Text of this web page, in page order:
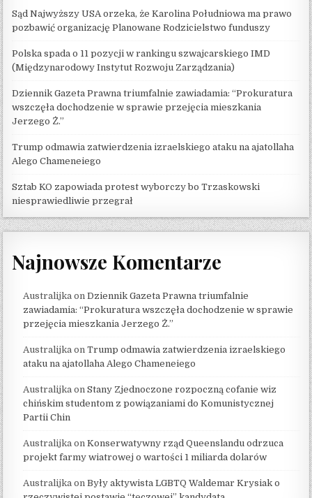
Sąd Najwyższy USA orzeka, że ​​Karolina Południowa ma prawo
pozbawić organizację Planowane Rodzicielstwo funduszy
Polska spada o 11 pozycji w rankingu szwajcarskiego IMD
(Międzynarodowy Instytut Rozwoju Zarządzania)
Dziennik Gazeta Prawna triumfalnie zawiadamia: “Prokuratura
wszczęła dochodzenie w sprawie przejęcia mieszkania
Jerzego Ż.”
Trump odmawia zatwierdzenia izraelskiego ataku na ajatollaha
Alego Chameneiego
Sztab KO zapowiada protest wyborczy bo Trzaskowski
niesprawiedliwie przegrał
Najnowsze Komentarze
Australijka onDziennik Gazeta Prawna triumfalnie
zawiadamia: “Prokuratura wszczęła dochodzenie w sprawie
przejęcia mieszkania Jerzego Ż.”
Australijka onTrump odmawia zatwierdzenia izraelskiego
ataku na ajatollaha Alego Chameneiego
Australijka onStany Zjednoczone rozpoczną cofanie wiz
chińskim studentom z powiązaniami do Komunistycznej
Partii Chin
Australijka onKonserwatywny rząd Queenslandu odrzuca
projekt farmy wiatrowej o wartości 1 miliarda dolarów
Australijka onByły aktywista LGBTQ Waldemar Krysiak o